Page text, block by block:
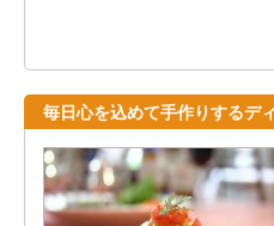
毎日心を込めて手作りするデ